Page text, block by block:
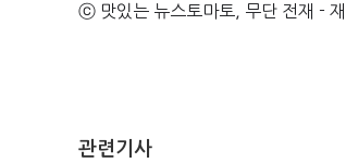
ⓒ 맛있는 뉴스토마토, 무단 전재 - 재
관련기사